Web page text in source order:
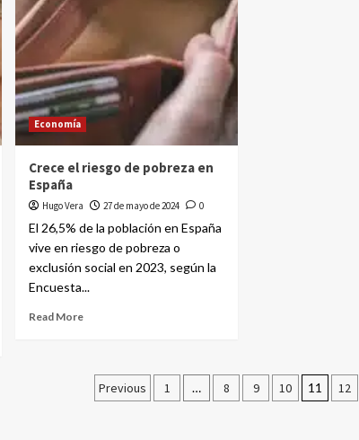
Economía
Crece el riesgo de pobreza en
España
Hugo Vera 27 de mayo de 2024 0
El 26,5% de la población en España
vive en riesgo de pobreza o
exclusión social en 2023, según la
Encuesta...
Read More
Previous 1 … 8 9 10 11 12